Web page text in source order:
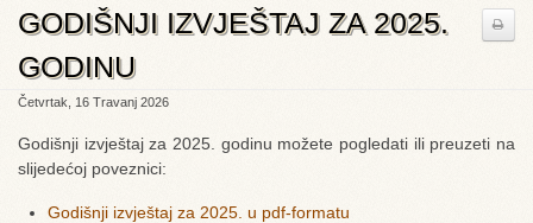
GODIŠNJI IZVJEŠTAJ ZA 2025.
GODINU
Četvrtak, 16 Travanj 2026
Godišnji izvještaj za 2025. godinu možete pogledati ili preuzeti na
slijedećoj poveznici:
Godišnji izvještaj za 2025. u pdf-formatu